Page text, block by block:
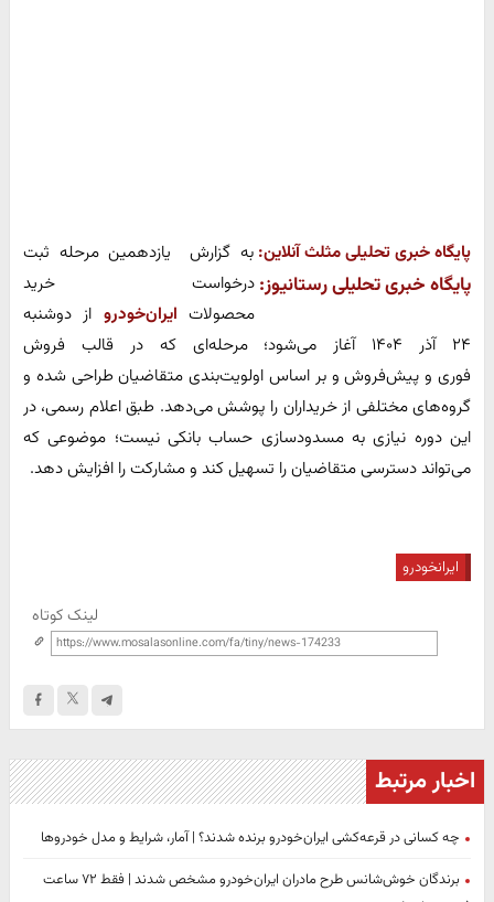
پایگاه خبری تحلیلی مثلث آنلاین: به گزارش
پایگاه خبری تحلیلی رستانیوز:
یازدهمین مرحله ثبت
درخواست خرید
محصولاتایران‌خودرو از دوشنبه
۲۴ آذر ۱۴۰۴ آغاز می‌شود؛ مرحله‌ای که در قالب فروش
فوری و پیش‌فروش و بر اساس اولویت‌بندی متقاضیان طراحی شده و
گروه‌های مختلفی از خریداران را پوشش می‌دهد. طبق اعلام رسمی، در
این دوره نیازی به مسدودسازی حساب بانکی نیست؛ موضوعی که
می‌تواند دسترسی متقاضیان را تسهیل کند و مشارکت را افزایش دهد.
ایرانخودرو
لینک کوتاه
اخبار مرتبط
چه کسانی در قرعه‌کشی ایران‌خودرو برنده شدند؟ | آمار، شرایط و مدل خودروها
برندگان خوش‌شانس طرح مادران ایران‌خودرو مشخص شدند | فقط ۷۲ ساعت